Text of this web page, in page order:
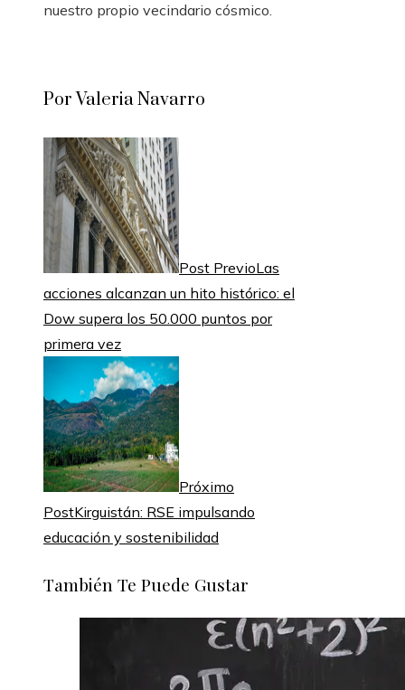
nuestro propio vecindario cósmico.
Por Valeria Navarro
Post PrevioLas
acciones alcanzan un hito histórico: el
Dow supera los 50.000 puntos por
primera vez
Próximo
PostKirguistán: RSE impulsando
educación y sostenibilidad
También Te Puede Gustar